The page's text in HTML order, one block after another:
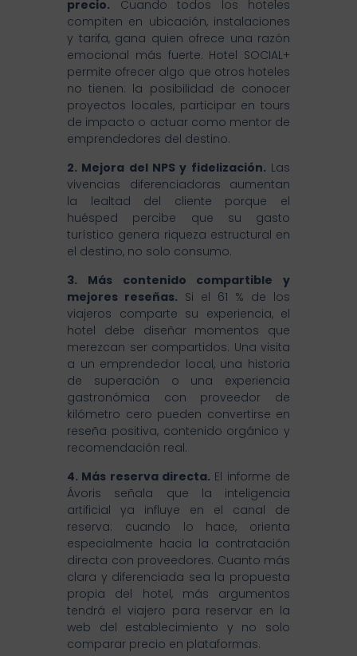
precio. Cuando todos los hoteles
compiten en ubicación, instalaciones
y tarifa, gana quien ofrece una razón
emocional más fuerte. Hotel SOCIAL+
permite ofrecer algo que otros hoteles
no tienen: la posibilidad de conocer
proyectos locales, participar en tours
de impacto o actuar como mentor de
emprendedores del destino.
2. Mejora del NPS y fidelización. Las
vivencias diferenciadoras aumentan
la lealtad del cliente porque el
huésped percibe que su gasto
turístico genera riqueza estructural en
el destino, no solo consumo.
3. Más contenido compartible y
mejores reseñas. Si el 61 % de los
viajeros comparte su experiencia, el
hotel debe diseñar momentos que
merezcan ser compartidos. Una visita
a un emprendedor local, una historia
de superación o una experiencia
gastronómica con proveedor de
kilómetro cero pueden convertirse en
reseña positiva, contenido orgánico y
recomendación real.
4. Más reserva directa. El informe de
Ávoris señala que la inteligencia
artificial ya influye en el canal de
reserva: cuando lo hace, orienta
especialmente hacia la contratación
directa con proveedores. Cuanto más
clara y diferenciada sea la propuesta
propia del hotel, más argumentos
tendrá el viajero para reservar en la
web del establecimiento y no solo
comparar precio en plataformas.